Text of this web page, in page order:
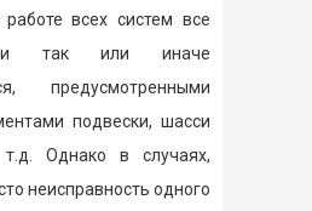
всех систем все
так или иначе
предусмотренными
подвески, шасси
Однако в случаях,
неисправность одного